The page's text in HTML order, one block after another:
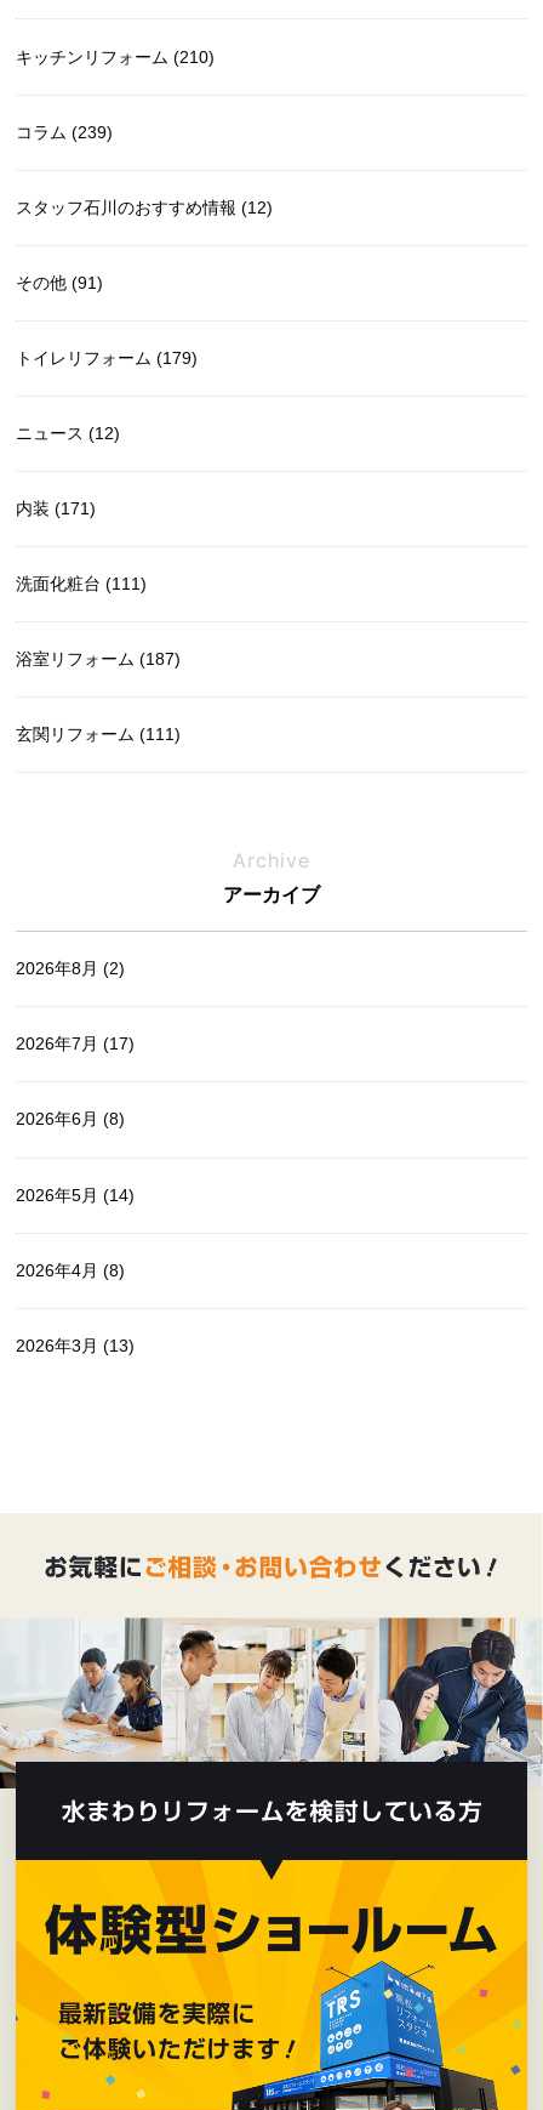
キッチンリフォーム (210)
コラム (239)
スタッフ石川のおすすめ情報 (12)
その他 (91)
トイレリフォーム (179)
ニュース (12)
内装 (171)
洗面化粧台 (111)
浴室リフォーム (187)
玄関リフォーム (111)
Archive
アーカイブ
2026年8月 (2)
2026年7月 (17)
2026年6月 (8)
2026年5月 (14)
2026年4月 (8)
2026年3月 (13)
2025年12月(9)
2025年11月 (14)
2025年10月(21)
2025年9月(22)
2025年7月(21)
2025年6月(20)
2025年5月